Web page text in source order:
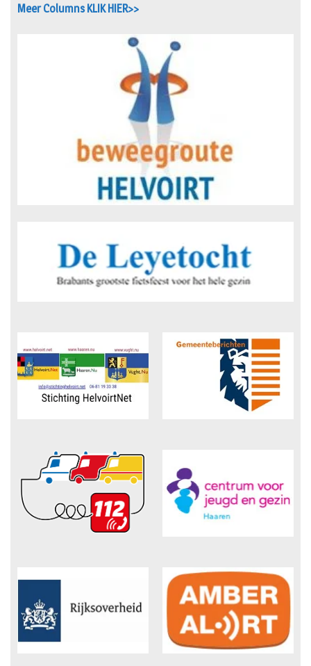
Meer Columns KLIK HIER>>